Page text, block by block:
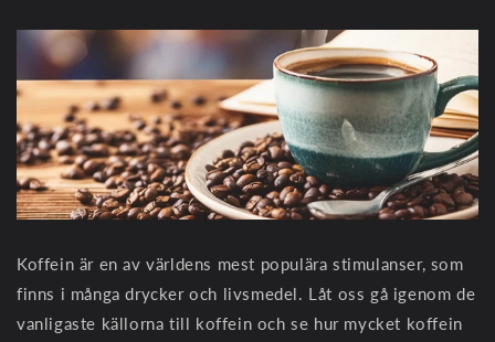
Koffein är en av världens mest populära stimulanser, som
finns i många drycker och livsmedel. Låt oss gå igenom de
vanligaste källorna till koffein och se hur mycket koffein